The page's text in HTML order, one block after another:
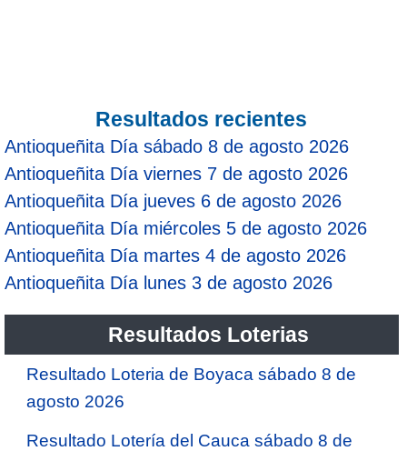
Resultados recientes
Antioqueñita Día sábado 8 de agosto 2026
Antioqueñita Día viernes 7 de agosto 2026
Antioqueñita Día jueves 6 de agosto 2026
Antioqueñita Día miércoles 5 de agosto 2026
Antioqueñita Día martes 4 de agosto 2026
Antioqueñita Día lunes 3 de agosto 2026
Resultados Loterias
Resultado Loteria de Boyaca sábado 8 de
agosto 2026
Resultado Lotería del Cauca sábado 8 de